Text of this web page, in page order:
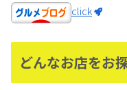
click
どんなお店をお